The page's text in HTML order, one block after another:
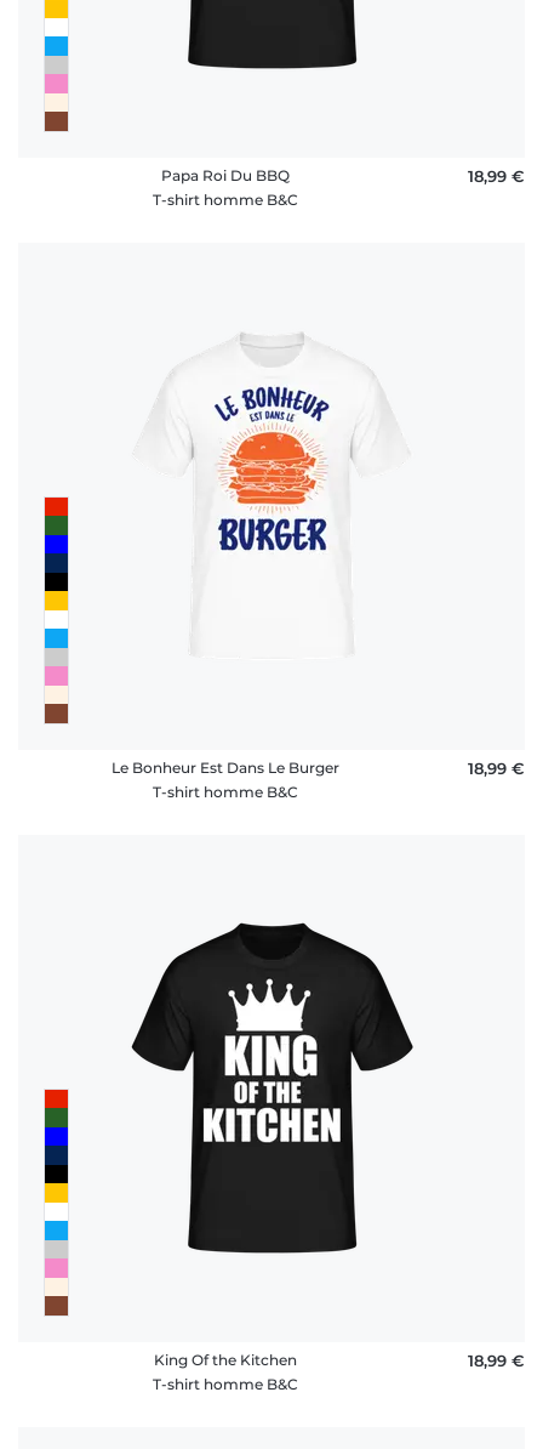
Papa Roi Du BBQ
T-shirt homme B&C
18,99 €
Le Bonheur Est Dans Le Burger
T-shirt homme B&C
18,99 €
King Of the Kitchen
T-shirt homme B&C
18,99 €